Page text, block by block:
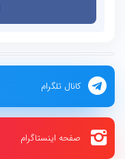
کانال تلگرام
صفحه اینستاگرام